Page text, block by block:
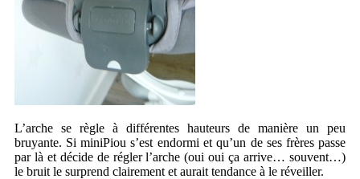
L’arche se règle à différentes hauteurs de manière un peu
bruyante. Si miniPiou s’est endormi et qu’un de ses frères passe
par là et décide de régler l’arche (oui oui ça arrive… souvent…)
le bruit le surprend clairement et aurait tendance à le réveiller.